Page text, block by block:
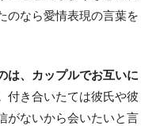
のなら愛情表現の言葉を
は、カップルでお互いに
付き合いたては彼氏や彼
がないから会いたいと言